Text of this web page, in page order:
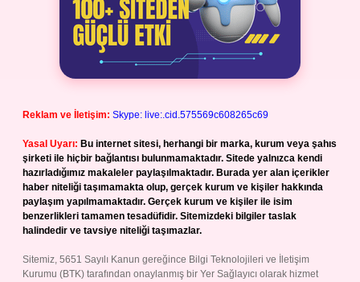
Reklam ve İletişim: Skype: live:.cid.575569c608265c69
Yasal Uyarı: Bu internet sitesi, herhangi bir marka, kurum veya şahıs
şirketi ile hiçbir bağlantısı bulunmamaktadır. Sitede yalnızca kendi
hazırladığımız makaleler paylaşılmaktadır. Burada yer alan içerikler
haber niteliği taşımamakta olup, gerçek kurum ve kişiler hakkında
paylaşım yapılmamaktadır. Gerçek kurum ve kişiler ile isim
benzerlikleri tamamen tesadüfidir. Sitemizdeki bilgiler taslak
halindedir ve tavsiye niteliği taşımazlar.
Sitemiz, 5651 Sayılı Kanun gereğince Bilgi Teknolojileri ve İletişim
Kurumu (BTK) tarafından onaylanmış bir Yer Sağlayıcı olarak hizmet